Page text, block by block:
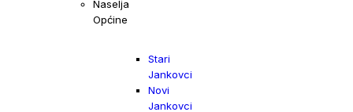
Naselja
Općine
Stari
Jankovci
Novi
Jankovci